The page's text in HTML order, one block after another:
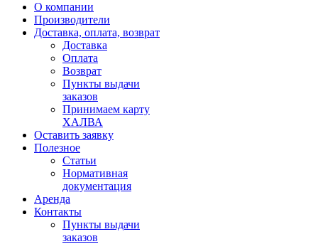
О компании
Производители
Доставка, оплата, возврат
Доставка
Оплата
Возврат
Пункты выдачи
заказов
Принимаем карту
ХАЛВА
Оставить заявку
Полезное
Статьи
Нормативная
документация
Аренда
Контакты
Пункты выдачи
заказов